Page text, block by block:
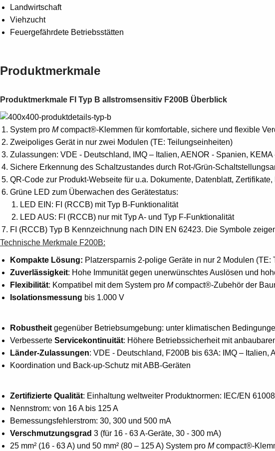
Landwirtschaft
Viehzucht
Feuergefährdete Betriebsstätten
Produktmerkmale
Produktmerkmale FI Typ B allstromsensitiv F200B Überblick
System pro Mcompact®-Klemmen für komfortable, sichere und flexible
Zweipoliges Gerät in nur zwei Modulen (TE: Teilungseinheiten)
Zulassungen: VDE - Deutschland, IMQ – Italien, AENOR - Spanien,
Sichere Erkennung des Schaltzustandes durch Rot-/Grün-
QR-Code zur Produkt-Webseite für u.a. Dokumente, Datenblatt,
Grüne LED zum Überwachen des Gerätestatus:
LED EIN: FI (RCCB) mit Typ B-Funktionalität
LED AUS: FI (RCCB) nur mit Typ A- und Typ F-Funktionalität
FI (RCCB) Typ B Kennzeichnung nach DIN EN 62423. Die Symbole
Technische Merkmale F200B:
Kompakte Lösung: Platzersparnis 2-polige Geräte in nur 2 Modulen (TE:
Zuverlässigkeit: Hohe Immunität gegen unerwünschtes Auslösen und
Flexibilität: Kompatibel mit dem System pro Mcompact®-Zubehör der
Isolationsmessung bis 1.000 V
Robustheit gegenüber Betriebsumgebung: unter klimatischen
Verbesserte Servicekontinuität: Höhere Betriebssicherheit mit
Länder-Zulassungen: VDE - Deutschland, F200B bis 63A: IMQ –
Koordination und Back-up-Schutz mit ABB-Geräten
Zertifizierte Qualität: Einhaltung weltweiter Produktnormen: IEC/EN
Nennstrom: von 16 A bis 125 A
Bemessungsfehlerstrom: 30, 300 und 500 mA
Verschmutzungsgrad 3 (für 16 - 63 A-Geräte, 30 - 300 mA)
25 mm² (16 - 63 A) und 50 mm² (80 – 125 A) System pro Mcompact®-